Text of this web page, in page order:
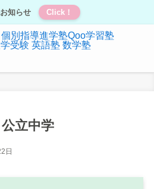
知らせ Click！
立中学
日